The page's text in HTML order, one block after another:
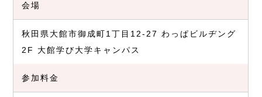
会場
秋田県大館市御成町1丁目12-27 わっぱビルヂング
2F 大館学び大学キャンパス
参加料金